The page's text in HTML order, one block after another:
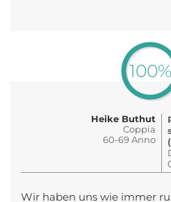
100%
Heike Buthut
Coppia
60-69 Anno
Wir haben uns wie immer